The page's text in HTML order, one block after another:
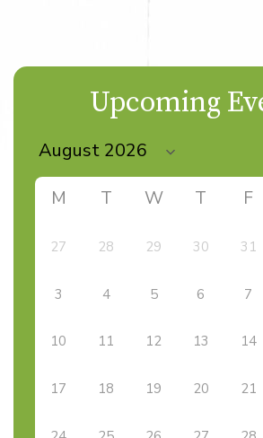
Upcoming
M T W T F
27 28 29 30 31
3 4 5 6 7
10 11 12 13 14
17 18 19 20 21